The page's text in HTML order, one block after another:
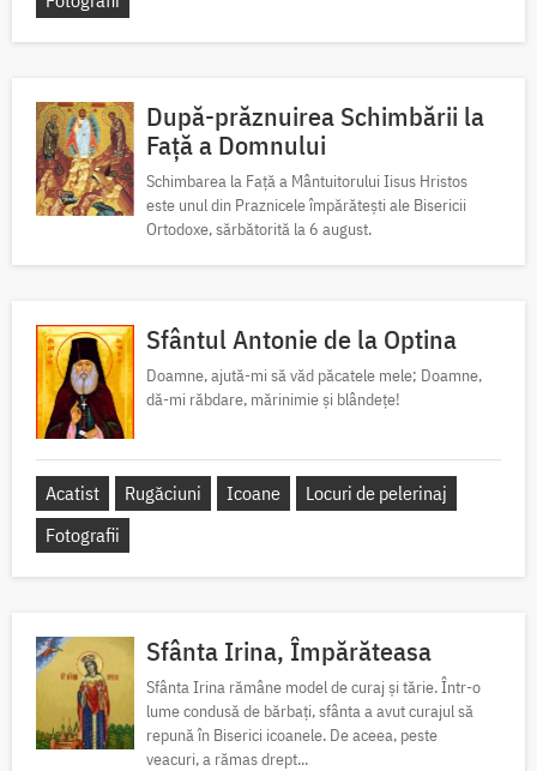
După-prăznuirea Schimbării la
Față a Domnului
Schimbarea la Față a Mântuitorului Iisus Hristos
este unul din Praznicele împărătești ale Bisericii
Ortodoxe, sărbătorită la 6 august.
Sfântul Antonie de la Optina
Doamne, ajută-mi să văd păcatele mele; Doamne,
dă-mi răbdare, mărinimie şi blândeţe!
Acatist Rugăciuni Icoane
Locuri de pelerinaj
Fotografii
Sfânta Irina, Împărăteasa
Sfânta Irina rămâne model de curaj și tărie. Într-o
lume condusă de bărbați, sfânta a avut curajul să
repună în Biserici icoanele. De aceea, peste
veacuri, a rămas drept...